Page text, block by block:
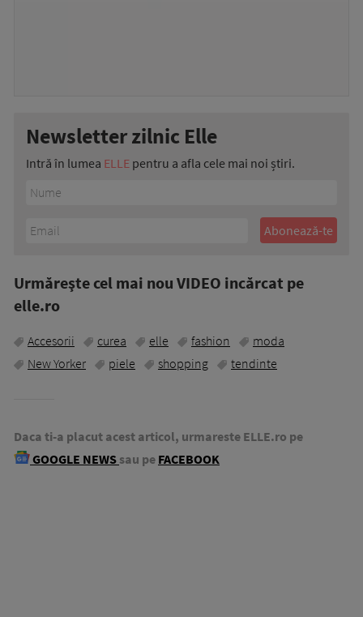
Newsletter zilnic Elle
Intră în lumea ELLE pentru a afla cele mai noi știri.
Urmăreşte cel mai nou VIDEO incărcat pe
elle.ro
Accesorii curea elle fashion
moda
New Yorker
piele shopping tendinte
Daca ti-a placut acest articol, urmareste ELLE.ro pe
GOOGLE NEWS sau pe FACEBOOK